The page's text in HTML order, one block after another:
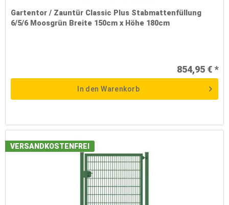
Gartentor / Zauntür Classic Plus Stabmattenfüllung
6/5/6 Moosgrün Breite 150cm x Höhe 180cm
854,95 € *
In den Warenkorb
VERSANDKOSTENFREI